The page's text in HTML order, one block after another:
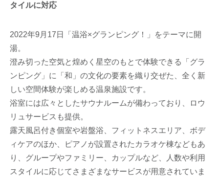
タイルに対応
2022年9月17日「温浴×グランピング！」をテーマに開
湯。
澄み切った空気と煌めく星空のもとで体験できる「グラ
ンピング」に「和」の文化の要素を織り交ぜた、全く新
しい空間体験が楽しめる温泉施設です。
浴室には広々としたサウナルームが備わっており、ロウ
リュサービスも提供。
露天風呂付き個室や岩盤浴、フィットネスエリア、ボデ
ィケアのほか、ピアノが設置されたカラオケ棟などもあ
り、グループやファミリー、カップルなど、人数や利用
スタイルに応じてさまざまなサービスが用意されていま